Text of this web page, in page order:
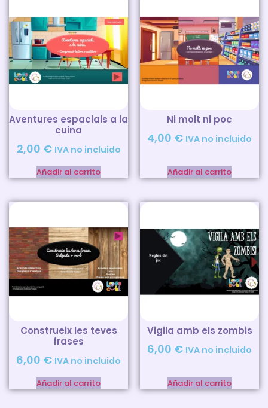
Aventures espacials a la
cuina
2,00 € IVA no incluido
Añadir al carrito
Ni molt ni poc
4,00 € IVA no incluido
Añadir al carrito
Construeix les teves
frases
6,00 € IVA no incluido
Añadir al carrito
Vigila amb els zombis
6,00 € IVA no incluido
Añadir al carrito